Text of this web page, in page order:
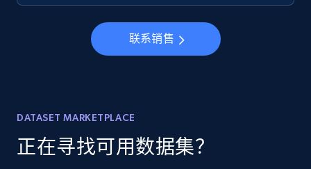
联系销售
DATASET MARKETPLACE
正在寻找可用数据集？